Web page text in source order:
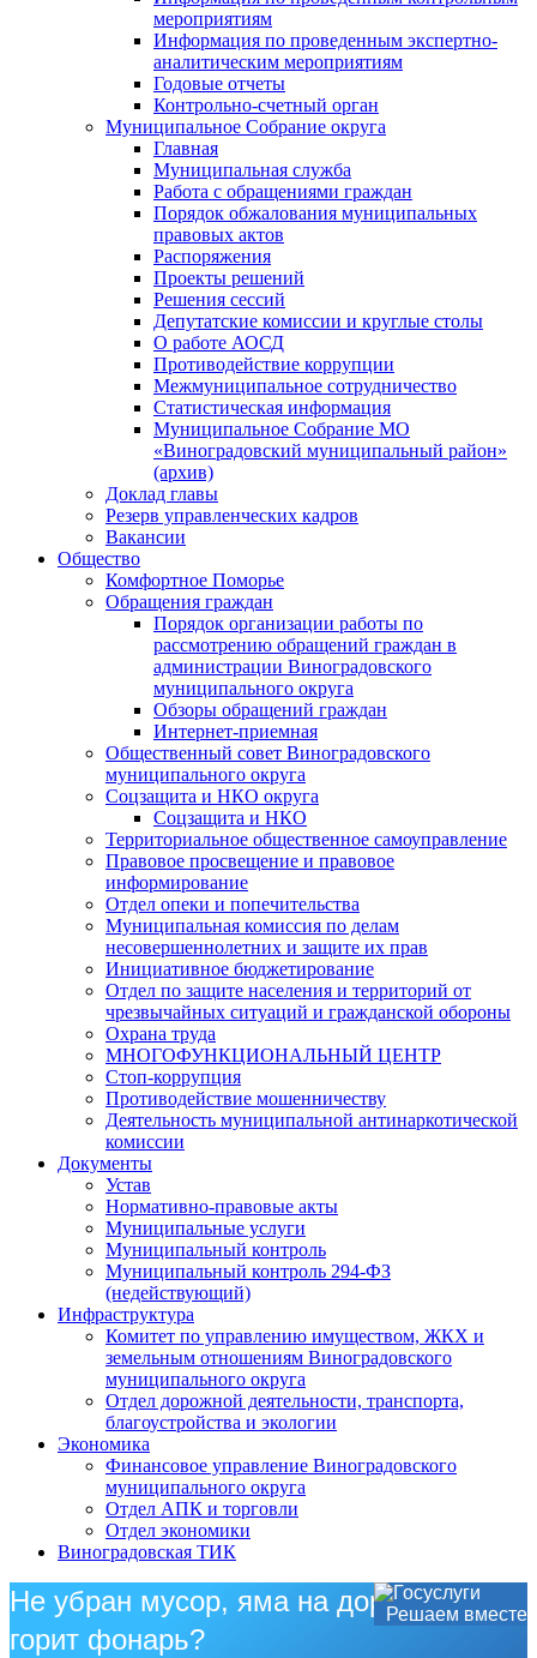
мероприятиям
Информация по проведенным экспертно-
аналитическим мероприятиям
Годовые отчеты
Контрольно-счетный орган
Муниципальное Собрание округа
Главная
Муниципальная служба
Работа с обращениями граждан
Порядок обжалования муниципальных
правовых актов
Распоряжения
Проекты решений
Решения сессий
Депутатские комиссии и круглые столы
О работе АОСД
Противодействие коррупции
Межмуниципальное сотрудничество
Статистическая информация
Муниципальное Собрание МО
«Виноградовский муниципальный район»
(архив)
Доклад главы
Резерв управленческих кадров
Вакансии
Общество
Комфортное Поморье
Обращения граждан
Порядок организации работы по
рассмотрению обращений граждан в
администрации Виноградовского
муниципального округа
Обзоры обращений граждан
Интернет-приемная
Общественный совет Виноградовского
муниципального округа
Соцзащита и НКО округа
Соцзащита и НКО
Территориальное общественное самоуправление
Правовое просвещение и правовое
информирование
Отдел опеки и попечительства
Муниципальная комиссия по делам
несовершеннолетних и защите их прав
Инициативное бюджетирование
Отдел по защите населения и территорий от
чрезвычайных ситуаций и гражданской обороны
Охрана труда
МНОГОФУНКЦИОНАЛЬНЫЙ ЦЕНТР
Стоп-коррупция
Противодействие мошенничеству
Деятельность муниципальной антинаркотической
комиссии
Документы
Устав
Нормативно-правовые акты
Муниципальные услуги
Муниципальный контроль
Муниципальный контроль 294-ФЗ
(недействующий)
Инфраструктура
Комитет по управлению имуществом, ЖКХ и
земельным отношениям Виноградовского
муниципального округа
Отдел дорожной деятельности, транспорта,
благоустройства и экологии
Экономика
Финансовое управление Виноградовского
муниципального округа
Отдел АПК и торговли
Отдел экономики
Виноградовская ТИК
Решаем вместе
Не убран мусор, яма на дороге, не
горит фонарь?